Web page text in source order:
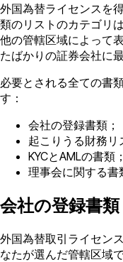
外国為替ライセンスを
類のリストのカテゴリ
他の管轄区域によって
たばかりの証券会社に
必要とされる全ての書
す：
会社の登録書類；
起こりうる財務リ
KYCとAMLの書類；
理事会に関する書
会社の登録書類
外国為替取引ライセン
なたが選んだ管轄区域